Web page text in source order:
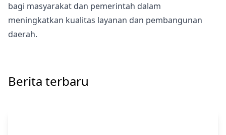
bagi masyarakat dan pemerintah dalam
meningkatkan kualitas layanan dan pembangunan
daerah.
Berita terbaru